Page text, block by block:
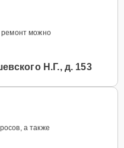
ремонт можно
Н.Г., д. 153
а также